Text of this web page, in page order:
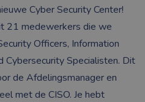
Cyber Security Center!
21 medewerkers die we
Officers, Information
Cybersecurity Specialisten. Dit
de Afdelingsmanager en
met de CISO. Je hebt